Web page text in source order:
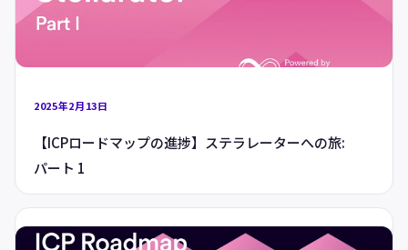
2025年2月13日
【ICPロードマップの進捗】ステラレーターへの旅:
パート 1